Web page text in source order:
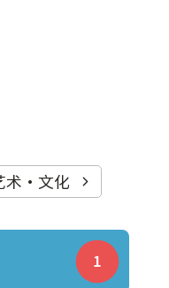
术·文化